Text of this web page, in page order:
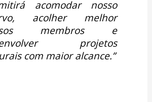
acomodar nosso
acolher melhor
membros e
projetos
com maior alcance.”